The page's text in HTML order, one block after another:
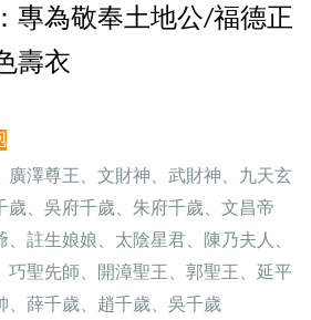
專為敬奉土地公/福德正
壽衣
廣澤尊王、文財神、武財神、九天玄
歲、吳府千歲、朱府千歲、文昌帝
註生娘娘、太陰星君、陳乃夫人、
巧聖先師、開漳聖王、郭聖王、延平
、薛千歲、趙千歲、吳千歲